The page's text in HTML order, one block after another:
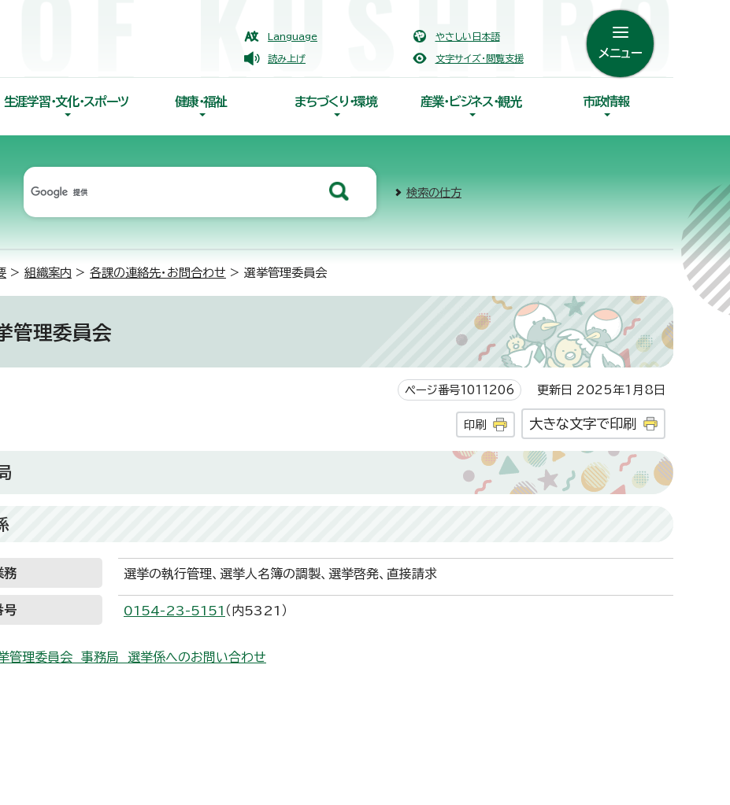
Language やさしい日本語
読み上げ 文字サイズ・閲覧支援 メニュー
生涯学習・文化・スポーツ 健康・福祉 まちづくり・環境 産業・ビジネス・観光 市政情報
検索の仕方
> 組織案内 > 各課の連絡先・お問合わせ > 選挙管理委員会
管理委員会
ページ番号1011206 更新日 2025年1月8日
印刷 大きな文字で印刷
務 選挙の執行管理、選挙人名簿の調製、選挙啓発、直接請求
号 0154-23-5151 （内5321）
管理委員会 事務局 選挙係へのお問い合わせ